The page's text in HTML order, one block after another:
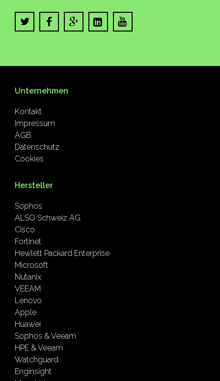
Unternehmen
Kontakt
Impressum
AGB
Datenschutz
Cookies
Hersteller
Sophos
ALSO Schweiz AG
Cisco
Fortinet
Hewlett Packard Enterprise
Microsoft
Nutanix
VEEAM
Lenovo
Apple
Huawei
Sophos & Veeam
HPE & Veeam
Watchguard
Enginsight